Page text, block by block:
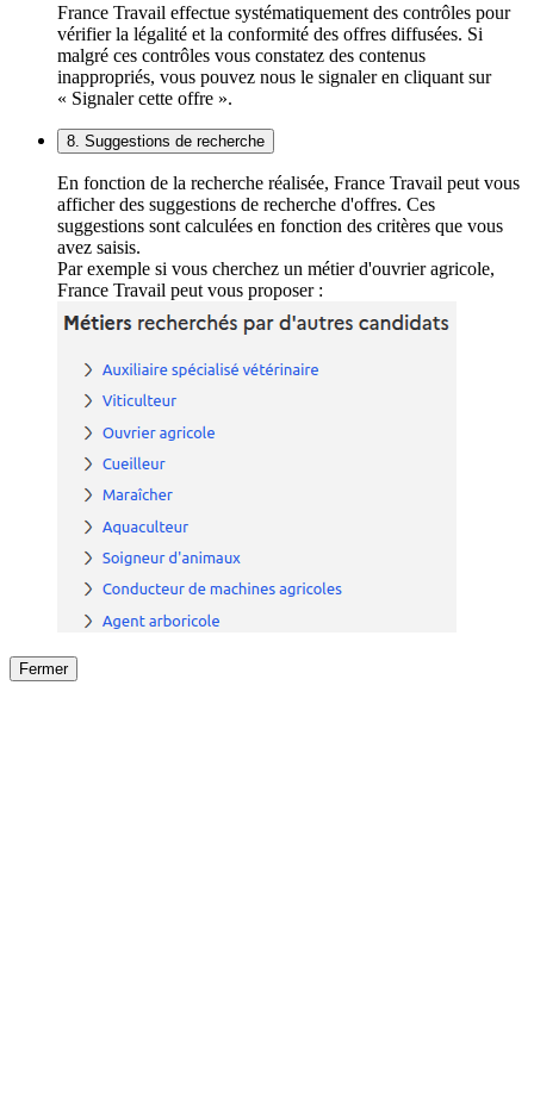
France Travail effectue systématiquement des contrôles pour
vérifier la légalité et la conformité des offres diffusées. Si
malgré ces contrôles vous constatez des contenus
inappropriés, vous pouvez nous le signaler en cliquant sur
« Signaler cette offre ».
8. Suggestions de recherche
En fonction de la recherche réalisée, France Travail peut vous
afficher des suggestions de recherche d'offres. Ces
suggestions sont calculées en fonction des critères que vous
avez saisis.
Par exemple si vous cherchez un métier d'ouvrier agricole,
France Travail peut vous proposer :
Fermer